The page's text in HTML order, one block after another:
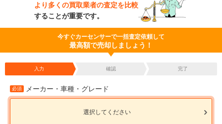
より多くの買取業者の査定を比較
することが重要です。
今すぐカーセンサーで一括査定依頼して
最高額で売却しましょう！
入力 確認 完了
必須 メーカー・車種・グレード
選択してください